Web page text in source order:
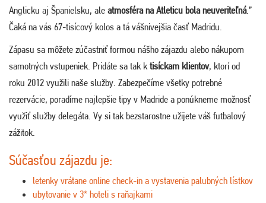
Anglicku aj Španielsku, ale atmosféra na Atleticu bola neuveriteľná.”
Čaká na vás 67-tisícový kolos a tá vášnivejšia časť Madridu.
Zápasu sa môžete zúčastniť formou nášho zájazdu alebo nákupom
samotných vstupeniek. Pridáte sa tak ktisíckam klientov, ktorí od
roku 2012 využili naše služby. Zabezpečíme všetky potrebné
rezervácie, poradíme najlepšie tipy v Madride a ponúkneme možnosť
využiť služby delegáta. Vy si tak bezstarostne užijete váš futbalový
zážitok.
Súčasťou zájazdu je:
letenky vrátane online check-in a vystavenia palubných lístkov
ubytovanie v 3* hoteli s raňajkami